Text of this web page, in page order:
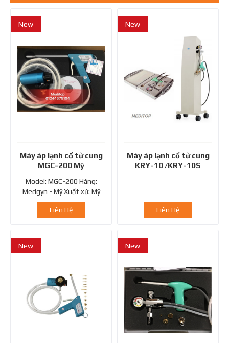
New
Máy áp lạnh cổ tử cung
MGC-200 Mỹ
Model: MGC-200 Hãng:
Medgyn - Mỹ Xuất xứ: Mỹ
Đơn vị nhập khẩu và phân...
Liên Hệ
New
Máy áp lạnh cổ tử cung
KRY-10 /KRY-10S
Liên Hệ
New New